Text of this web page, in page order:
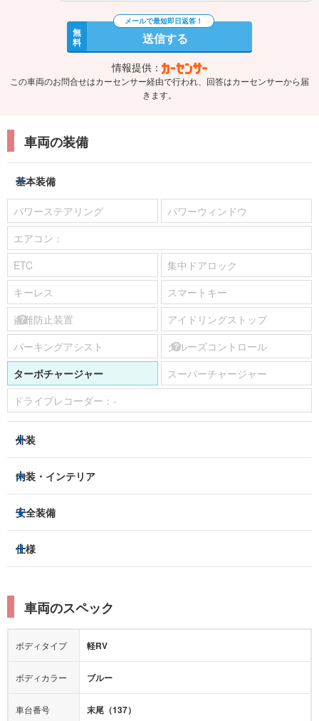
無
料 送信する
情報提供：
この車両のお問合せはカーセンサー経由で行われ、回答はカーセンサーから届
きます。
車両の装備
基本装備
パワーステアリング
パワーウィンドウ
エアコン：
ETC
集中ドアロック
キーレス
スマートキー
盗難防止装置
アイドリングストップ
パーキングアシスト
クルーズコントロール
ターボチャージャー
スーパーチャージャー
ドライブレコーダー： -
外装
ヘッドライト
アルミホイール：-
サンルーフ/ガラスルーフ
ルーフレール
エアロパーツ
ローダウン
内装・インテリア
3列シート
ベンチシート
パワーシート
シートヒーター
カーナビ：-
安全装備
トラクションコントロール
レーンキープアシスト
横滑り防止装置
衝突被害軽減プレーキ
カメラ：-
エアバッグ：
あり
衝撃緩和ヘッドレスト
仕様
車両のスペック
ボディタイプ 軽RV
ボディカラー ブルー
車台番号 末尾（137）